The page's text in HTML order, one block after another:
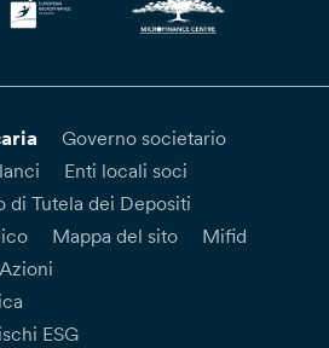
Governo societario
Enti locali soci
di Tutela dei Depositi
Mappa del sito
Mifid
ESG